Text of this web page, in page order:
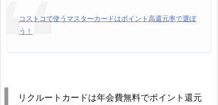
コストコで使うマスターカードはポイント高還元率で選ぼ
う！
リクルートカードは年会費無料でポイント還元